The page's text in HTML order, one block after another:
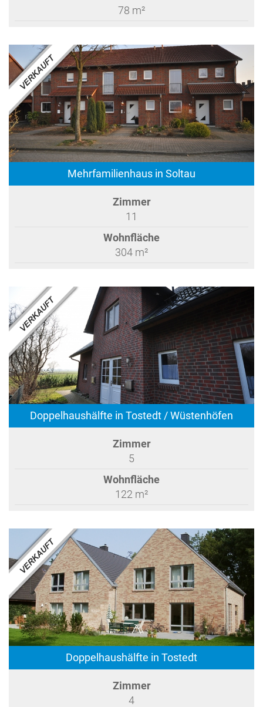
78 m²
Mehrfamilienhaus in Soltau
Zimmer
11
Wohnfläche
304 m²
Doppelhaushälfte in Tostedt / Wüstenhöfen
Zimmer
5
Wohnfläche
122 m²
Doppelhaushälfte in Tostedt
Zimmer
4